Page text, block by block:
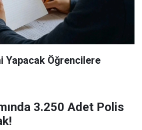
Yapacak Öğrencilere
3.250 Adet Polis